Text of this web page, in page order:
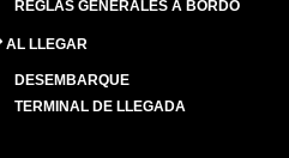
REGLAS GENERALES A BORDO
AL LLEGAR
DESEMBARQUE
TERMINAL DE LLEGADA